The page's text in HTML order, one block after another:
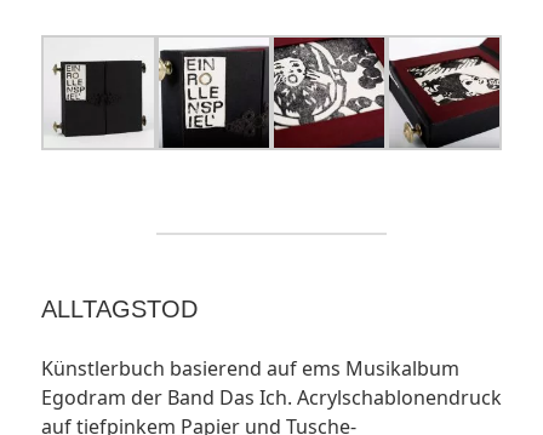
ALLTAGSTOD
Künstlerbuch basierend auf ems Musikalbum
Egodram der Band Das Ich. Acrylschablonendruck
auf tiefpinkem Papier und Tusche-